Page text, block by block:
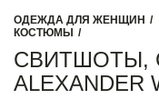
ОДЕЖДА ДЛЯ ЖЕНЩИН
КОСТЮМЫ
СВИТШОТЫ,